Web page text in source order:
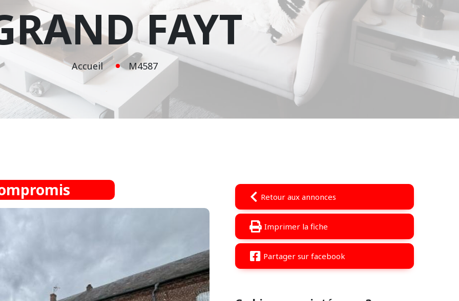
FAYT
Accueil M4587
Retour aux annonces
Imprimer la fiche
Partager sur facebook